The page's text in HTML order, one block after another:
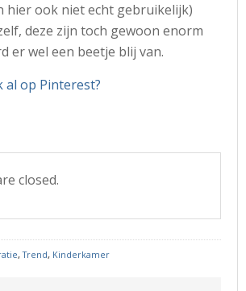
hier ook niet echt gebruikelijk)
deze zijn toch gewoon enorm
er wel een beetje blij van.
al op Pinterest?
closed.
,Trend, Kinderkamer